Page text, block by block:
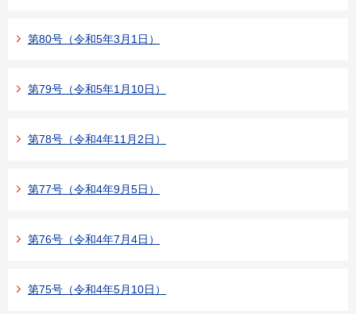
第80号（令和5年3月1日）
第79号（令和5年1月10日）
第78号（令和4年11月2日）
第77号（令和4年9月5日）
第76号（令和4年7月4日）
第75号（令和4年5月10日）